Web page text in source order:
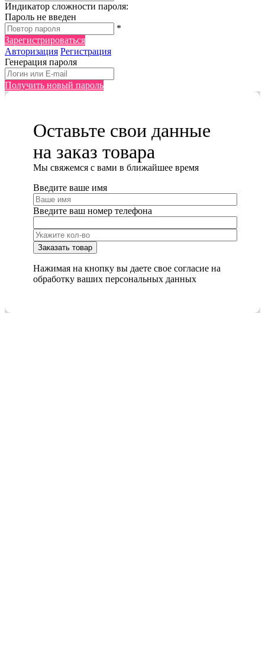
Индикатор сложности пароля:
Пароль не введен
*
Зарегистрироваться
Авторизация Регистрация
Генерация пароля
Получить новый пароль
Оставьте свои данные
на заказ товара
Мы cвяжемся с вами в ближайшее время
Введите ваше имя
Введите ваш номер телефона
Нажимая на кнопку вы даете свое согласие на
обработку ваших персональных данных